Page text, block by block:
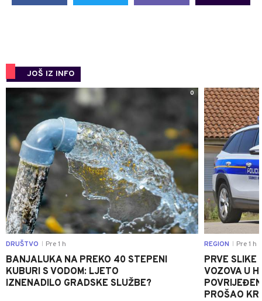
JOŠ IZ INFO
0
DRUŠTVO Pre 1 h
BANJALUKA NA PREKO 40 STEPENI
KUBURI S VODOM: LJETO
IZNENADILO GRADSKE SLUŽBE?
REGION Pre 1 h
PRVE SLIKE
VOZOVA U
PROŠAO